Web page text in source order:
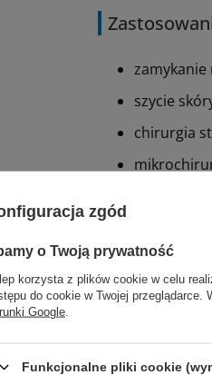
szycie
chirurgia
Polecane
zgód
o Twoją prywatność
korzysta z plików cookie w celu
do cookie w Twojej
Google
Funkcjonalne pliki cookie